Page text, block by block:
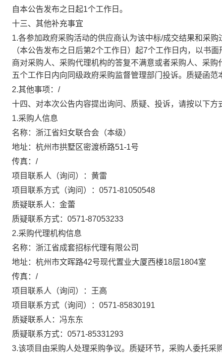
自本公告发布之日起1个工作日。
十三、其他补充事宜
1.各参加政府采购活动的供应商认为该中标/成交结果和采
（本公告发布之日后第2个工作日）起7个工作日内，以书
商对采购人、采购代理机构的答复不满意或者采购人、采
五个工作日内向同级政府采购监督管理部门投诉。质疑函
2.其他事项： /
十四、对本次公告内容提出询问、质疑、投诉，请按以下方
1.采购人信息
名称： 浙江省妇女联合会（本级）
地址： 杭州市拱墅区密渡桥路51-1号
传真： /
项目联系人（询问）： 黄雷
项目联系方式（询问）： 0571-81050548
质疑联系人： 金蕾
质疑联系方式： 0571-87053233
2.采购代理机构信息
名称： 浙江省成套招标代理有限公司
地址： 杭州市文晖路42号现代置业大厦西楼18层1804室
传真： /
项目联系人（询问）：
王高
项目联系方式（询问）： 0571-85830191
质疑联系人： 冯东东
质疑联系方式： 0571-85331293
3.该项目由采购人处理采购争议。质疑环节，采购人委托